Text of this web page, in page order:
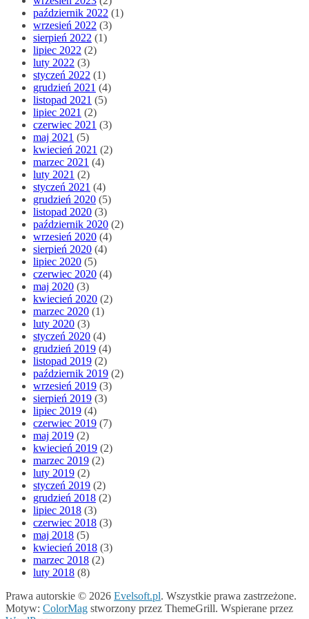
październik 2022 (1)
wrzesień 2022 (3)
sierpień 2022 (1)
lipiec 2022 (2)
luty 2022 (3)
styczeń 2022 (1)
grudzień 2021 (4)
listopad 2021 (5)
lipiec 2021 (2)
czerwiec 2021 (3)
maj 2021 (5)
kwiecień 2021 (2)
marzec 2021 (4)
luty 2021 (2)
styczeń 2021 (4)
grudzień 2020 (5)
listopad 2020 (3)
październik 2020 (2)
wrzesień 2020 (4)
sierpień 2020 (4)
lipiec 2020 (5)
czerwiec 2020 (4)
maj 2020 (3)
kwiecień 2020 (2)
marzec 2020 (1)
luty 2020 (3)
styczeń 2020 (4)
grudzień 2019 (4)
listopad 2019 (2)
październik 2019 (2)
wrzesień 2019 (3)
sierpień 2019 (3)
lipiec 2019 (4)
czerwiec 2019 (7)
maj 2019 (2)
kwiecień 2019 (2)
marzec 2019 (2)
luty 2019 (2)
styczeń 2019 (2)
grudzień 2018 (2)
lipiec 2018 (3)
czerwiec 2018 (3)
maj 2018 (5)
kwiecień 2018 (3)
marzec 2018 (2)
luty 2018 (8)
Prawa autorskie © 2026 Evelsoft.pl. Wszystkie prawa zastrzeżone.
Motyw: ColorMag stworzony przez ThemeGrill. Wspierane przez